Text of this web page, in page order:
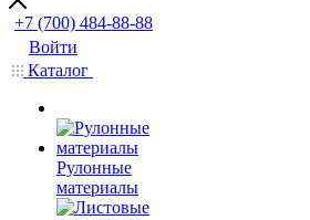
+7 (700) 484-88-88
Войти
Каталог
Рулонные
материалы